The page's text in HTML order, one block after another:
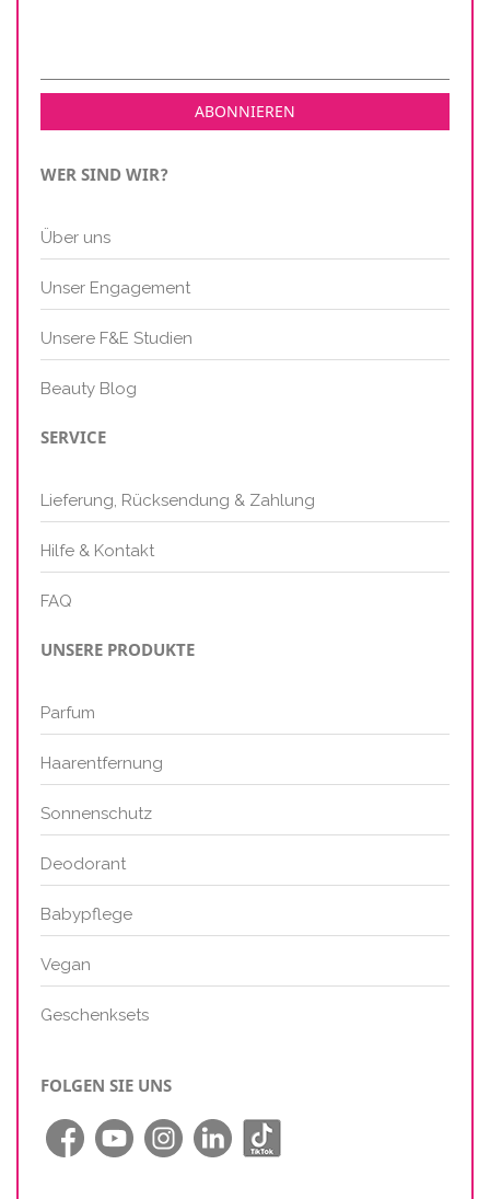
WER SIND WIR?
Über uns
Unser Engagement
Unsere F&E Studien
Beauty Blog
SERVICE
Lieferung, Rücksendung & Zahlung
Hilfe & Kontakt
FAQ
UNSERE PRODUKTE
Parfum
Haarentfernung
Sonnenschutz
Deodorant
Babypflege
Vegan
Geschenksets
FOLGEN SIE UNS